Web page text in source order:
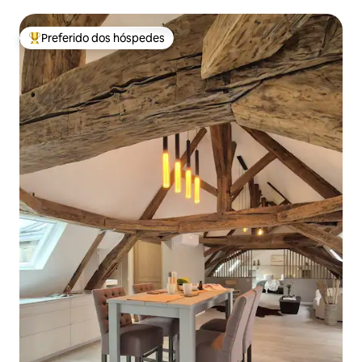
Entre os melhores preferidos dos hóspedes
Preferido dos hóspedes